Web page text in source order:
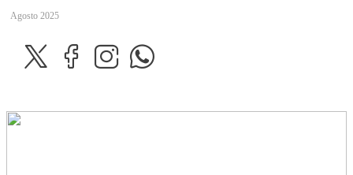
Agosto 2025